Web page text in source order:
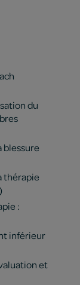
du
blessure
thérapie
:
inférieur
et